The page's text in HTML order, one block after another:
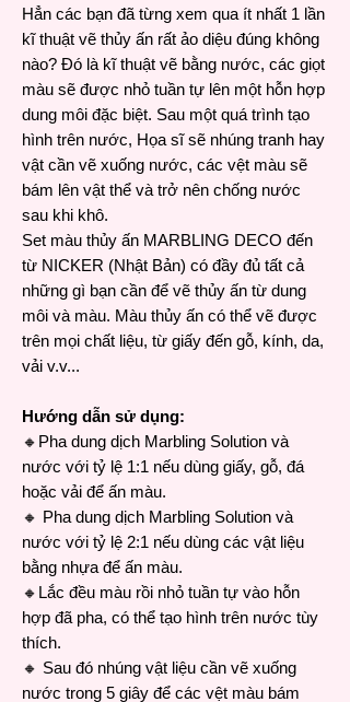
Hẳn các bạn đã từng xem qua ít nhất 1 lần
kĩ thuật vẽ thủy ấn rất ảo diệu đúng không
nào? Đó là kĩ thuật vẽ bằng nước, các giọt
màu sẽ được nhỏ tuần tự lên một hỗn hợp
dung môi đặc biệt. Sau một quá trình tạo
hình trên nước, Họa sĩ sẽ nhúng tranh hay
vật cần vẽ xuống nước, các vệt màu sẽ
bám lên vật thể và trở nên chống nước
sau khi khô.
Set màu thủy ấn MARBLING DECO đến
từ NICKER (Nhật Bản) có đầy đủ tất cả
những gì bạn cần để vẽ thủy ấn từ dung
môi và màu. Màu thủy ấn có thể vẽ được
trên mọi chất liệu, từ giấy đến gỗ, kính, da,
vải v.v...
Hướng dẫn sử dụng:
🔸Pha dung dịch Marbling Solution và
nước với tỷ lệ 1:1 nếu dùng giấy, gỗ, đá
hoặc vải để ấn màu.
🔸 Pha dung dịch Marbling Solution và
nước với tỷ lệ 2:1 nếu dùng các vật liệu
bằng nhựa để ấn màu.
🔸Lắc đều màu rồi nhỏ tuần tự vào hỗn
hợp đã pha, có thể tạo hình trên nước tùy
thích.
🔸 Sau đó nhúng vật liệu cần vẽ xuống
nước trong 5 giây để các vệt màu bám